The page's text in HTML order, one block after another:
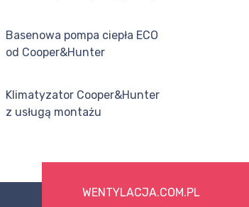
Basenowa pompa ciepła ECO
od Cooper&Hunter
Klimatyzator Cooper&Hunter
z usługą montażu
WENTYLACJA.COM.PL